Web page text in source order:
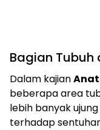
Bagian Tubuh
Dalam kajian
beberapa area
lebih banyak
terhadap